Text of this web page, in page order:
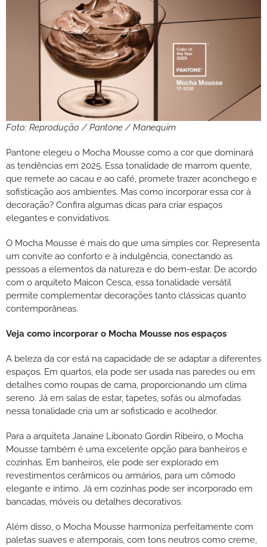
Foto: Reprodução / Pantone / Manequim
Pantone elegeu o Mocha Mousse como a cor que dominará
as tendências em 2025. Essa tonalidade de marrom quente,
que remete ao cacau e ao café, promete trazer aconchego e
sofisticação aos ambientes. Mas como incorporar essa cor à
decoração? Confira algumas dicas para criar espaços
elegantes e convidativos.
O Mocha Mousse é mais do que uma simples cor. Representa
um convite ao conforto e à indulgência, conectando as
pessoas a elementos da natureza e do bem-estar. De acordo
com o arquiteto Maicon Cesca, essa tonalidade versátil
permite complementar decorações tanto clássicas quanto
contemporâneas.
Veja como incorporar o Mocha Mousse nos espaços
A beleza da cor está na capacidade de se adaptar a diferentes
espaços. Em quartos, ela pode ser usada nas paredes ou em
detalhes como roupas de cama, proporcionando um clima
sereno. Já em salas de estar, tapetes, sofás ou almofadas
nessa tonalidade cria um ar sofisticado e acolhedor.
Para a arquiteta Janaine Libonato Gordin Ribeiro, o Mocha
Mousse também é uma excelente opção para banheiros e
cozinhas. Em banheiros, ele pode ser explorado em
revestimentos cerâmicos ou armários, para um cômodo
elegante e íntimo. Já em cozinhas pode ser incorporado em
bancadas, móveis ou detalhes decorativos.
Além disso, o Mocha Mousse harmoniza perfeitamente com
paletas suaves e atemporais, com tons neutros como creme,